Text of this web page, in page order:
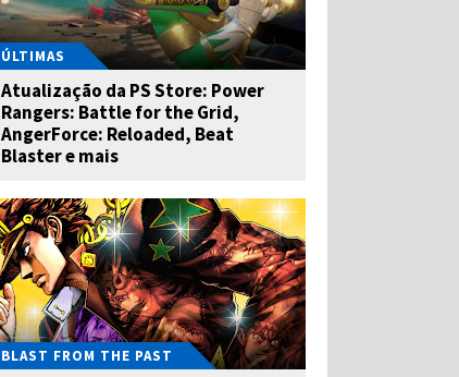
ÚLTIMAS
Atualização da PS Store: Power
Rangers: Battle for the Grid,
AngerForce: Reloaded, Beat
Blaster e mais
BLAST FROM THE PAST